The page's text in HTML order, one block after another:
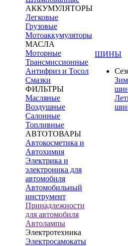
АККУМУЛЯТОРЫ
Легковые
Грузовые
Мотоаккумуляторы
МАСЛА
Моторные
Трансмиссионные
Антифриз и Тосол
Смазки
ФИЛЬТРЫ
Масляные
Воздушные
Салонные
Топливные
АВТОТОВАРЫ
Автокосметика и
Автохимия
Электрика и
электроника для
автомобиля
Автомобильный
инструмент
Принадлежности
для автомобиля
Автолампы
Электротехника
Электросамокаты
ШИНЫ